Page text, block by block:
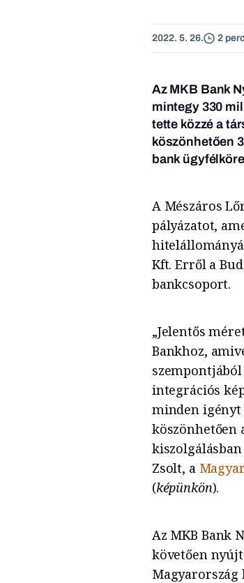
2022. 5. 26. 2 perc
Az MKB Bank
mintegy 330
tette közzé a
köszönhetően
bank
A Mészáros
pályázatot,
Kft. Erről a
bankcsoport.
„Jelentős
Bankhoz,
integrációs
minden igényt
köszönhetően
Zsolt, a
(képünkön).
Az MKB Bank
követően